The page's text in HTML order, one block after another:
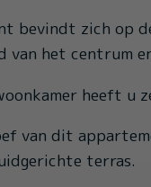
bevindt zich op
van het centrum
heeft u
van dit
terras.